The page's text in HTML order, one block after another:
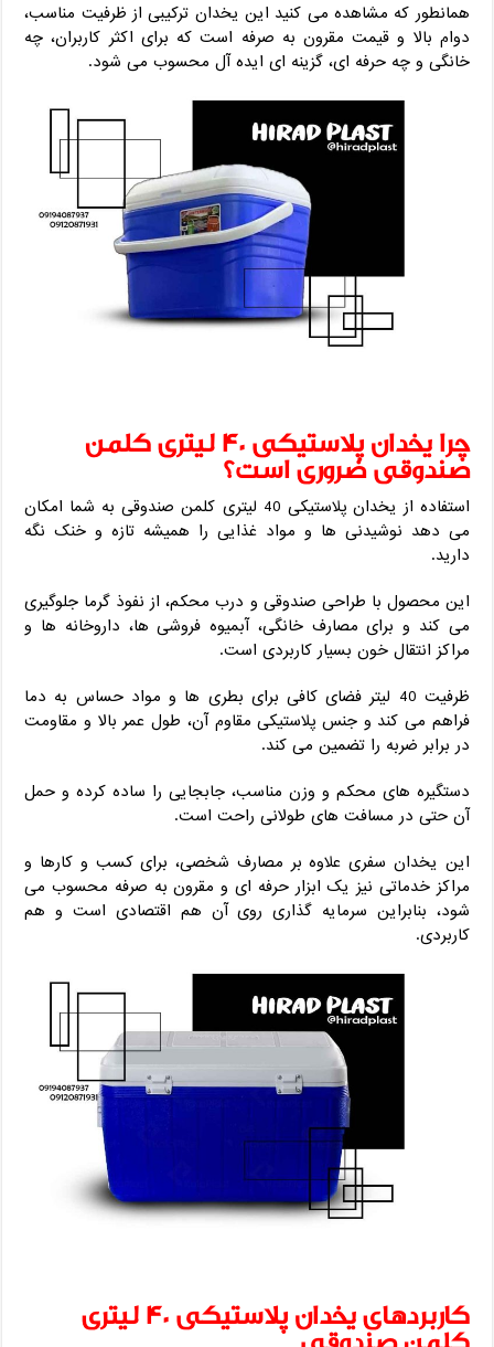
همانطور که مشاهده می ‌کنید این یخدان ترکیبی از ظرفیت مناسب،
دوام بالا و قیمت مقرون به‌ صرفه است که برای اکثر کاربران، چه
خانگی و چه حرفه ‌ای، گزینه ‌ای ایده ‌آل محسوب می ‌شود.
چرا یخدان پلاستیکی 40 لیتری کلمن
صندوقی ضروری است؟
استفاده از یخدان پلاستیکی 40 لیتری کلمن صندوقی به شما امکان
می ‌دهد نوشیدنی ‌ها و مواد غذایی را همیشه تازه و خنک نگه
دارید.
این محصول با طراحی صندوقی و درب محکم، از نفوذ گرما جلوگیری
می‌ کند و برای مصارف خانگی، آبمیوه فروشی ‌ها، داروخانه‌ ها و
مراکز انتقال خون بسیار کاربردی است.
ظرفیت 40 لیتر فضای کافی برای بطری ‌ها و مواد حساس به دما
فراهم می ‌کند و جنس پلاستیکی مقاوم آن، طول عمر بالا و مقاومت
در برابر ضربه را تضمین می‌ کند.
دستگیره ‌های محکم و وزن مناسب، جابجایی را ساده کرده و حمل
آن حتی در مسافت ‌های طولانی راحت است.
این یخدان سفری علاوه بر مصارف شخصی، برای کسب ‌و کارها و
مراکز خدماتی نیز یک ابزار حرفه ‌ای و مقرون ‌به صرفه محسوب می
‌شود، بنابراین سرمایه ‌گذاری روی آن هم اقتصادی است و هم
کاربردی.
کاربردهای یخدان پلاستیکی 40 لیتری